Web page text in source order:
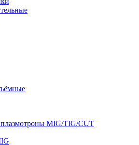
MIG/TIG/CUT